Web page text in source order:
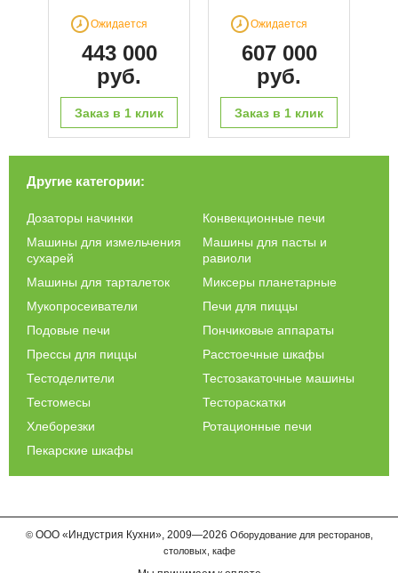
Ожидается
443 000
руб.
Заказ в 1 клик
Ожидается
607 000
руб.
Заказ в 1 клик
Другие категории:
Дозаторы начинки
Конвекционные печи
Машины для измельчения
сухарей
Машины для пасты и
равиоли
Машины для тарталеток
Миксеры планетарные
Мукопросеиватели
Печи для пиццы
Подовые печи
Пончиковые аппараты
Прессы для пиццы
Расстоечные шкафы
Тестоделители
Тестозакаточные машины
Тестомесы
Тестораскатки
Хлеборезки
Ротационные печи
Пекарские шкафы
© ООО «Индустрия Кухни»,2009—2026 Оборудование для ресторанов,
столовых, кафе